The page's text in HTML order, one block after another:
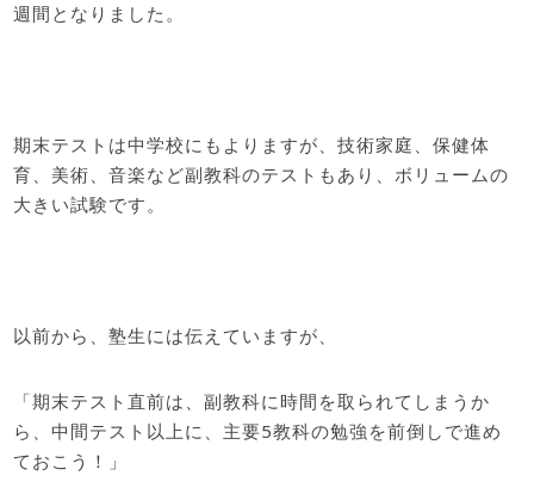
週間となりました。
期末テストは中学校にもよりますが、技術家庭、保健体
育、美術、音楽など副教科のテストもあり、ボリュームの
大きい試験です。
以前から、塾生には伝えていますが、
「期末テスト直前は、副教科に時間を取られてしまうか
ら、中間テスト以上に、主要5教科の勉強を前倒しで進め
ておこう！」